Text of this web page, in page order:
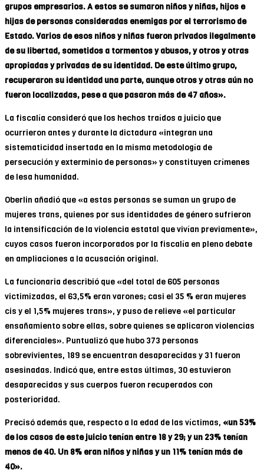
grupos empresarios. A estos se sumaron niños y niñas, hijos e
hijas de personas consideradas enemigas por el terrorismo de
Estado. Varios de esos niños y niñas fueron privados ilegalmente
de su libertad, sometidos a tormentos y abusos, y otros y otras
apropiadas y privadas de su identidad. De este último grupo,
recuperaron su identidad una parte, aunque otros y otras aún no
fueron localizadas, pese a que pasaron más de 47 años».
La fiscalía consideró que los hechos traídos a juicio que
ocurrieron antes y durante la dictadura «integran una
sistematicidad insertada en la misma metodología de
persecución y exterminio de personas» y constituyen crímenes
de lesa humanidad.
Oberlin añadió que «a estas personas se suman un grupo de
mujeres trans, quienes por sus identidades de género sufrieron
la intensificación de la violencia estatal que vivían previamente»,
cuyos casos fueron incorporados por la fiscalía en pleno debate
en ampliaciones a la acusación original.
La funcionaria describió que «del total de 605 personas
victimizadas, el 63,5% eran varones; casi el 35 % eran mujeres
cis y el 1,5% mujeres trans», y puso de relieve «el particular
ensañamiento sobre ellas, sobre quienes se aplicaron violencias
diferenciales». Puntualizó que hubo 373 personas
sobrevivientes, 189 se encuentran desaparecidas y 31 fueron
asesinadas. Indicó que, entre estas últimas, 30 estuvieron
desaparecidas y sus cuerpos fueron recuperados con
posterioridad.
Precisó además que, respecto a la edad de las víctimas, «un 53%
de los casos de este juicio tenían entre 18 y 29; y un 23% tenían
menos de 40. Un 8% eran niños y niñas y un 11% tenían más de
40».